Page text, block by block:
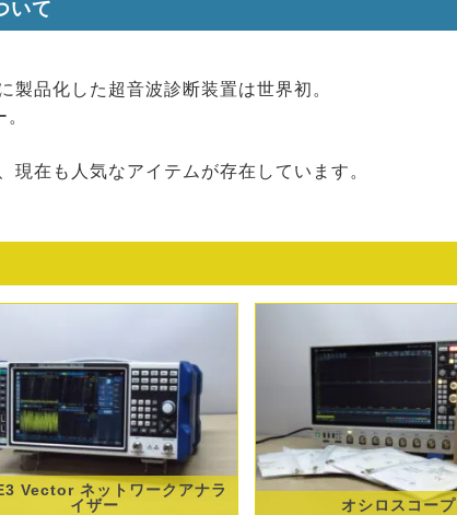
いて
品化した超音波診断装置は世界初。
在も人気なアイテムが存在しています。
Vector ネットワークアナラ
イザー
オシロスコープ